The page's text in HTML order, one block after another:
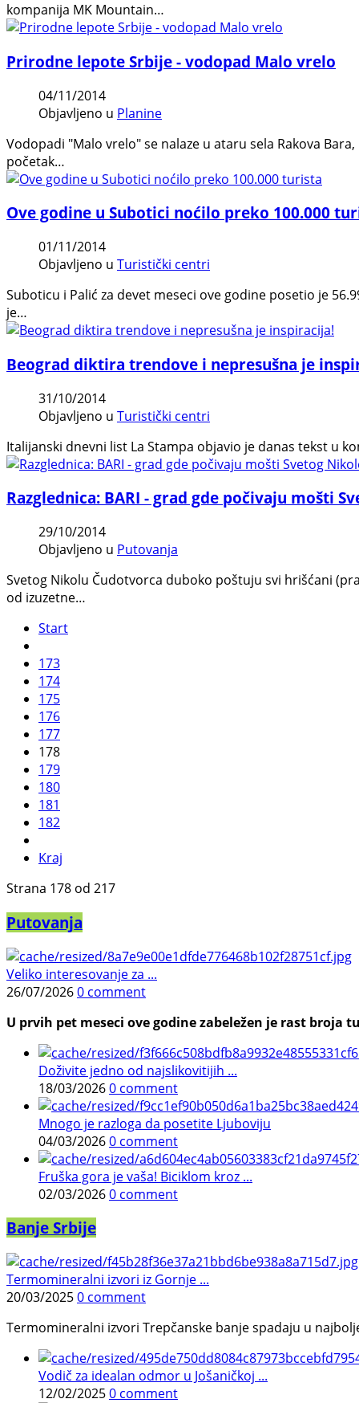
kompanija MK Mountain…
Prirodne lepote Srbije - vodopad Malo vrelo
04/11/2014
Objavljeno u Planine
Vodopadi "Malo vrelo" se nalaze u ataru sela Rakova
početak…
Ove godine u Subotici noćilo preko 100.000
01/11/2014
Objavljeno u Turistički centri
Suboticu i Palić za devet meseci ove godine posetio je
je…
Beograd diktira trendove i nepresušna je
31/10/2014
Objavljeno u Turistički centri
Italijanski dnevni list La Stampa objavio je danas tekst u
Razglednica: BARI - grad gde počivaju mošti
29/10/2014
Objavljeno u Putovanja
Svetog Nikolu Čudotvorca duboko poštuju svi hrišćani
od izuzetne…
Start
173
174
175
176
177
178
179
180
181
182
Kraj
Strana 178 od 217
Putovanja
Veliko interesovanje za ...
26/07/20260 comment
U prvih pet meseci ove godine zabeležen je rast
Doživite jedno od najslikovitijih ...
18/03/20260 comment
Mnogo je razloga da posetite Ljuboviju
04/03/20260 comment
Fruška gora je vaša! Biciklom kroz ...
02/03/20260 comment
Banje Srbije
Termomineralni izvori iz Gornje ...
20/03/20250 comment
Termomineralni izvori Trepčanske banje spadaju u
Vodič za idealan odmor u Jošaničkoj ...
12/02/20250 comment